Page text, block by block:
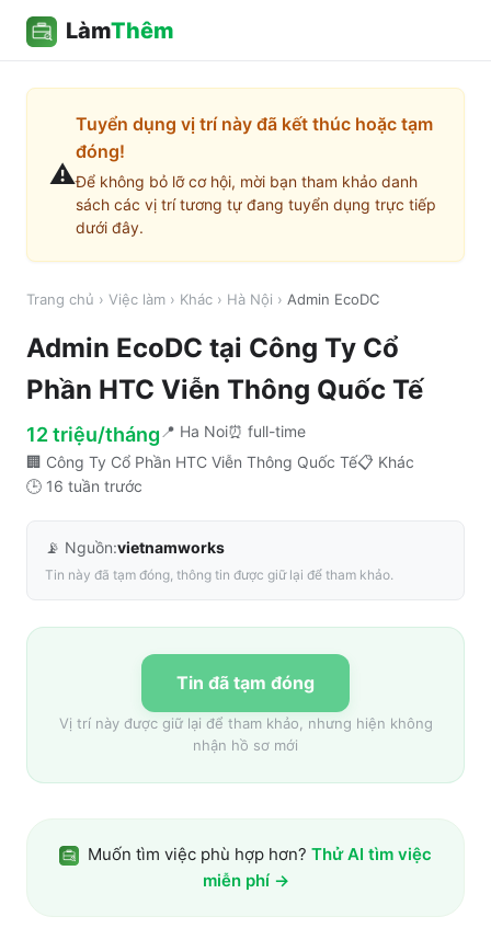
LàmThêm
⚠️
Tuyển dụng vị trí này đã kết thúc hoặc tạm
đóng!
Để không bỏ lỡ cơ hội, mời bạn tham khảo danh
sách các vị trí tương tự đang tuyển dụng trực tiếp
dưới đây.
Trang chủ › Việc làm › Khác › Hà Nội › Admin EcoDC
Admin EcoDC tại Công Ty Cổ
Phần HTC Viễn Thông Quốc Tế
12 triệu/tháng 📍 Ha Noi⏰ full-time
🏢 Công Ty Cổ Phần HTC Viễn Thông Quốc Tế📋 Khác
🕒 16 tuần trước
📡 Nguồn:vietnamworks
Tin này đã tạm đóng, thông tin được giữ lại để tham khảo.
Tin đã tạm đóng
Vị trí này được giữ lại để tham khảo, nhưng hiện không
nhận hồ sơ mới
Muốn tìm việc phù hợp hơn? Thử AI tìm việc
miễn phí →